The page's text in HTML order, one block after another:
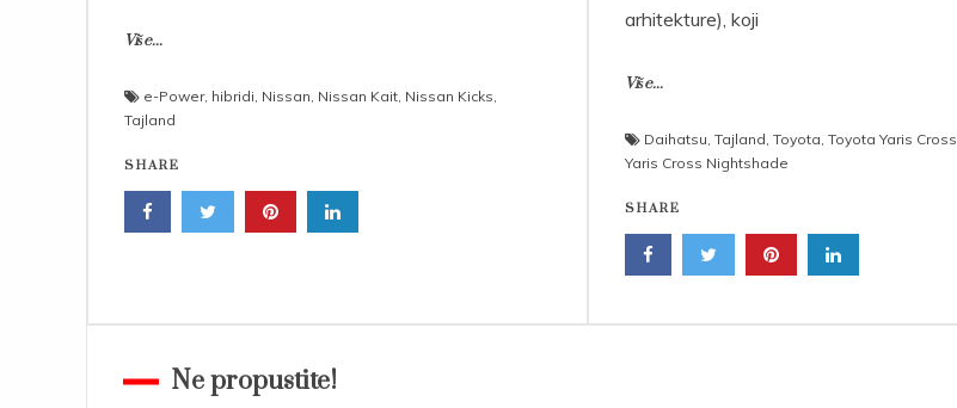
Više...
e-Power, hibridi Nissan Nissan Kait Nissan Kicks
Tajland
SHARE
arhitekture), koji
Više...
Daihatsu ,Tajland ,Toyota ,Toyota Yaris Cross
Yaris Cross Nightshade
SHARE
Ne propustite!